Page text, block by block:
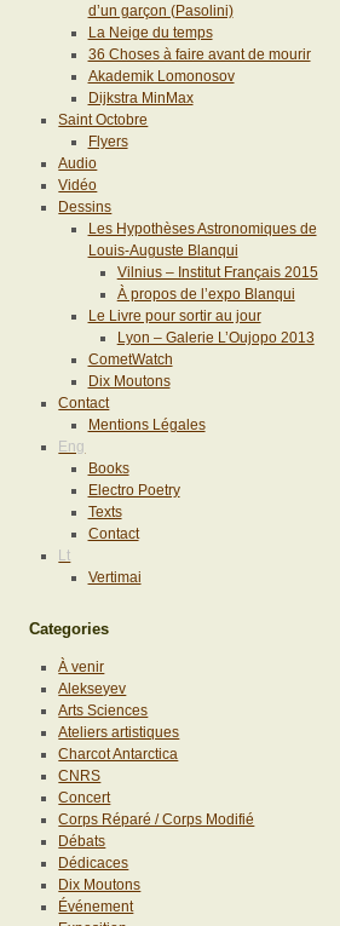
d’un garçon (Pasolini)
La Neige du temps
36 Choses à faire avant de mourir
Akademik Lomonosov
Dijkstra MinMax
Saint Octobre
Flyers
Audio
Vidéo
Dessins
Les Hypothèses Astronomiques de
Louis-Auguste Blanqui
Vilnius – Institut Français 2015
À propos de l’expo Blanqui
Le Livre pour sortir au jour
Lyon – Galerie L’Oujopo 2013
CometWatch
Dix Moutons
Contact
Mentions Légales
Eng
Books
Electro Poetry
Texts
Contact
Lt
Vertimai
Categories
À venir
Alekseyev
Arts Sciences
Ateliers artistiques
Charcot Antarctica
CNRS
Concert
Corps Réparé / Corps Modifié
Débats
Dédicaces
Dix Moutons
Événement